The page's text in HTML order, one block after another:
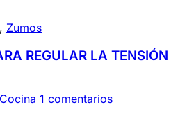
, Zumos
REGULAR LA TENSIÓN
1 comentarios